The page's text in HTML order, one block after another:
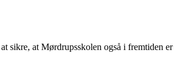
at Mørdrupsskolen også i fremtiden er